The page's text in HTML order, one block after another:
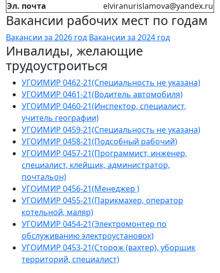
Эл. почта
elviranurislamova@yandex.ru
Вакансии рабочих мест по годам
Вакансии за 2026 год Вакансии за 2024 год
Инвалиды, желающие
трудоустроиться
УГОИМИР 0462-21(Специальность не указана)
УГОИМИР 0461-21(Водитель автомобиля)
УГОИМИР 0460-21(Инспектор, специалист,
учитель географии)
УГОИМИР 0459-21(Специальность не указана)
УГОИМИР 0458-21(Подсобный рабочий)
УГОИМИР 0457-21(Программист, инженер,
специалист, клейщик, администратор,
почтальон)
УГОИМИР 0456-21(Менеджер )
УГОИМИР 0455-21(Парикмахер, оператор
котельной, маляр)
УГОИМИР 0454-21(Электромонтер по
обслуживанию электроустановок)
УГОИМИР 0453-21(Сторож (вахтер), уборщик
территорий, специалист)